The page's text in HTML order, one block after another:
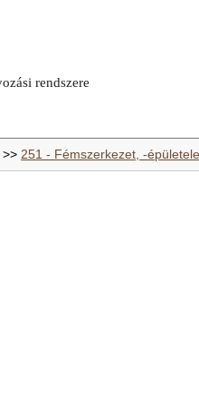
>>251 - Fémszerkezet, -